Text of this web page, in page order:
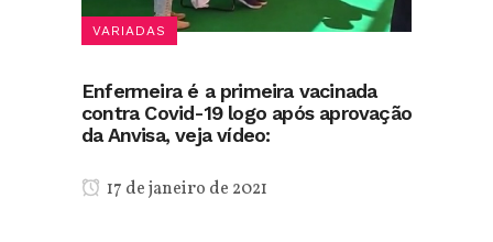
VARIADAS
Enfermeira é a primeira vacinada
contra Covid-19 logo após aprovação
da Anvisa, veja vídeo:
17 de janeiro de 2021